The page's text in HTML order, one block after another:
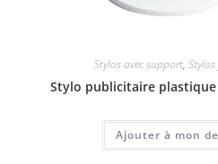
Stylos avec support,
Stylo publicitaire
Ajouter à mon